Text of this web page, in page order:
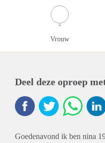
Vrouw
Deel deze oproep
Goedenavond ik ben nina